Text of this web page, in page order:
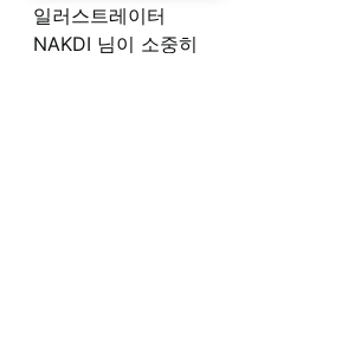
일러스트레이터
NAKDI 님이 소중히